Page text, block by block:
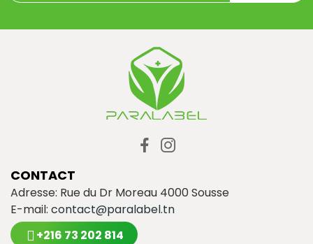
CONTACT
Adresse: Rue du Dr Moreau 4000 Sousse
E-mail: contact@paralabel.tn
+216 73 202 814